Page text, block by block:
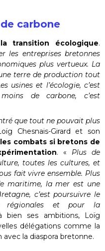
carbone
transition écologique.
les entreprises bretonnes
plus vertueux. La
terre de production tout
usines et l’écologie, c’est
de carbone, c’est
que tout ne pouvait plus
Chesnais-Girard et son
combats si bretons de
. « Plus de
toutes les cultures, et
fait vivre ensemble. Plus
maritime, la mer est une
c’est poursuivre le
régionales et pour la
bien ses ambitions, Loïg
délégations comme la
la diaspora bretonne.